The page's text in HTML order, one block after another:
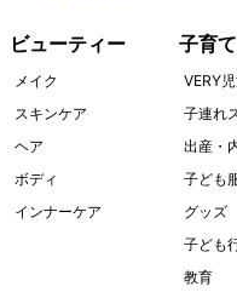
ビューティー
メイク
スキンケア
ヘア
ボディ
インナーケア
子育て
VERY
子連れ
出産・
子ども
グッズ
子ども
教育